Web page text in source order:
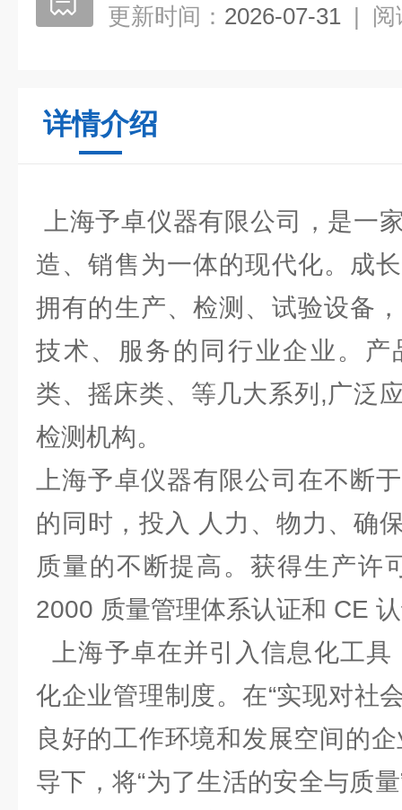
更新时间： 2026-07-31 | 阅
详情介绍
上海予卓仪器有限公司，是一
造、销售为一体的现代化。成
拥有的生产、检测、试验设备
技术、服务的同行业企业。产
类、摇床类、等几大系列,广泛
检测机构。
上海予卓仪器有限公司在不断
的同时，投入 人力、物力、确
质量的不断提高。获得生产许
2000 质量管理体系认证和
上海予卓在并引入信息化工具
化企业管理制度。在“实现对社
良好的工作环境和发展空间的
导下，将“为了生活的安全与质